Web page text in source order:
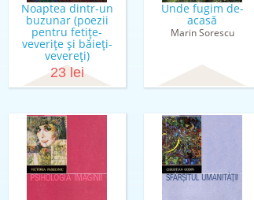
Noaptea dintr-un
buzunar (poezii
pentru fetiţe-
veveriţe şi băieţi-
vevereţi)
Constanţa Buzea
23 lei
Unde fugim de-
acasă
Marin Sorescu